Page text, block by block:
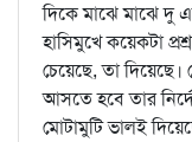
দিকে মাঝে মাঝে দু
হাসিমুখে কয়েকটা
চেয়েছে, তা
আসতে হবে তার
মোটামুটি ভালই